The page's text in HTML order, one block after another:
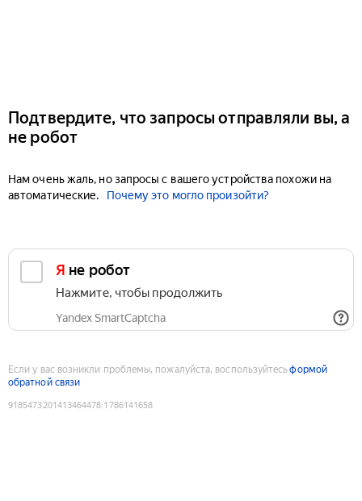
Подтвердите, что запросы отправляли вы, а
не робот
Нам очень жаль, но запросы с вашего устройства похожи на
автоматические.
Почему это могло произойти?
Я не робот
Нажмите, чтобы продолжить
Yandex SmartCaptcha
Если у вас возникли проблемы, пожалуйста, воспользуйтесьформой
обратной связи
9185473201413464478:1786141658